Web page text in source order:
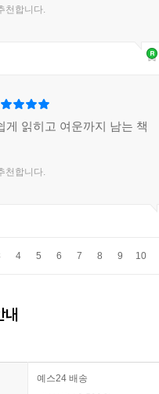
천합니다.
게 읽히고 여운까지 남는 책
천합니다.
4 5 6 7 8 9 10
내
예스24 배송